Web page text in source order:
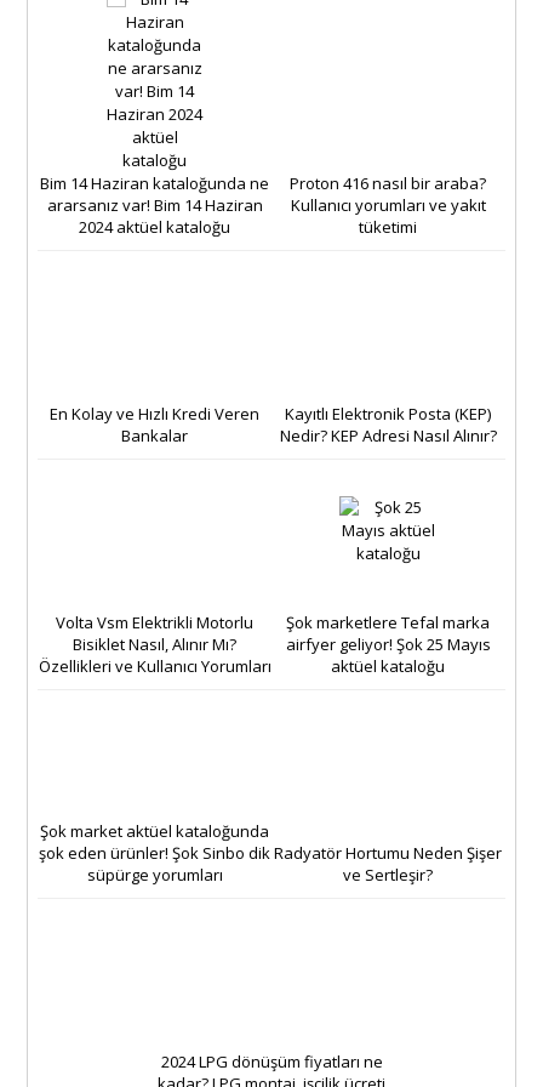
Bim 14 Haziran kataloğunda ne
ararsanız var! Bim 14 Haziran
2024 aktüel kataloğu
Proton 416 nasıl bir araba?
Kullanıcı yorumları ve yakıt
tüketimi
En Kolay ve Hızlı Kredi Veren
Bankalar
Kayıtlı Elektronik Posta (KEP)
Nedir? KEP Adresi Nasıl Alınır?
Volta Vsm Elektrikli Motorlu
Bisiklet Nasıl, Alınır Mı?
Özellikleri ve Kullanıcı Yorumları
Şok marketlere Tefal marka
airfyer geliyor! Şok 25 Mayıs
aktüel kataloğu
Şok market aktüel kataloğunda
şok eden ürünler! Şok Sinbo dik
süpürge yorumları
Radyatör Hortumu Neden Şişer
ve Sertleşir?
2024 LPG dönüşüm fiyatları ne